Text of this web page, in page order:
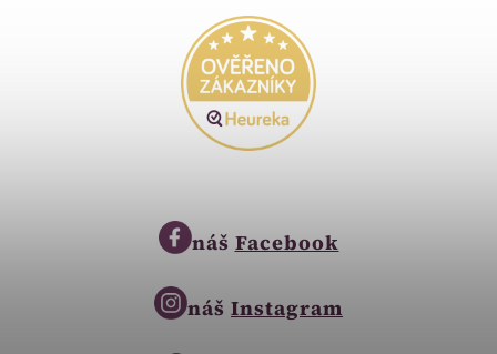
náš Facebook
náš Instagram